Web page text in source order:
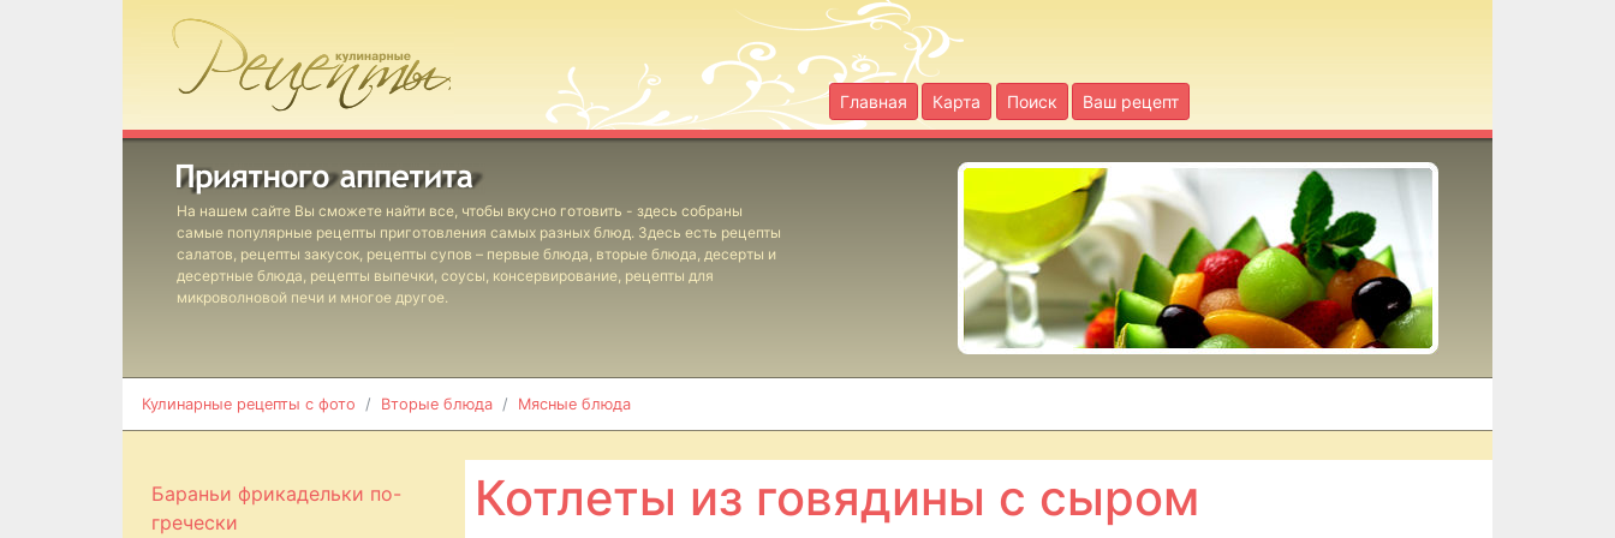
Главная Карта Поиск Ваш рецепт
На нашем сайте Вы сможете найти все, чтобы вкусно готовить - здесь собраны
самые популярные рецепты приготовления самых разных блюд. Здесь есть рецепты
салатов, рецепты закусок, рецепты супов – первые блюда, вторые блюда, десерты и
десертные блюда, рецепты выпечки, соусы, консервирование, рецепты для
микроволновой печи и многое другое.
Кулинарные рецепты с фото Вторые блюда Мясные блюда
Бараньи фрикадельки по-
гречески
Котлеты из говядины с сыром